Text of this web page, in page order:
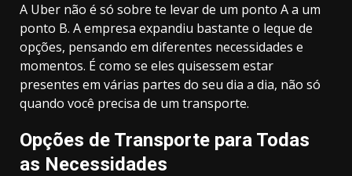
A Uber não é só sobre te levar de um ponto A a um
ponto B. A empresa expandiu bastante o leque de
opções, pensando em diferentes necessidades e
momentos. É como se eles quisessem estar
presentes em várias partes do seu dia a dia, não só
quando você precisa de um transporte.
Opções de Transporte para Todas
as Necessidades